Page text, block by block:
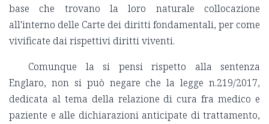
base che trovano la loro naturale collocazione
all'interno delle Carte dei diritti fondamentali, per come
vivificate dai rispettivi diritti viventi.
Comunque la si pensi rispetto alla sentenza
Englaro, non si può negare che la legge n.219/2017,
dedicata al tema della relazione di cura fra medico e
paziente e alle dichiarazioni anticipate di trattamento,